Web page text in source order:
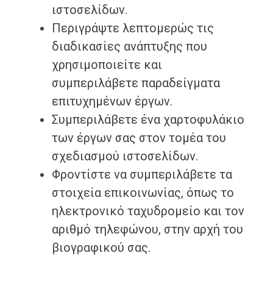
ιστοσελίδων.
Περιγράψτε λεπτομερώς τις
διαδικασίες ανάπτυξης που
χρησιμοποιείτε και
συμπεριλάβετε παραδείγματα
επιτυχημένων έργων.
Συμπεριλάβετε ένα χαρτοφυλάκιο
των έργων σας στον τομέα του
σχεδιασμού ιστοσελίδων.
Φροντίστε να συμπεριλάβετε τα
στοιχεία επικοινωνίας, όπως το
ηλεκτρονικό ταχυδρομείο και τον
αριθμό τηλεφώνου, στην αρχή του
βιογραφικού σας.